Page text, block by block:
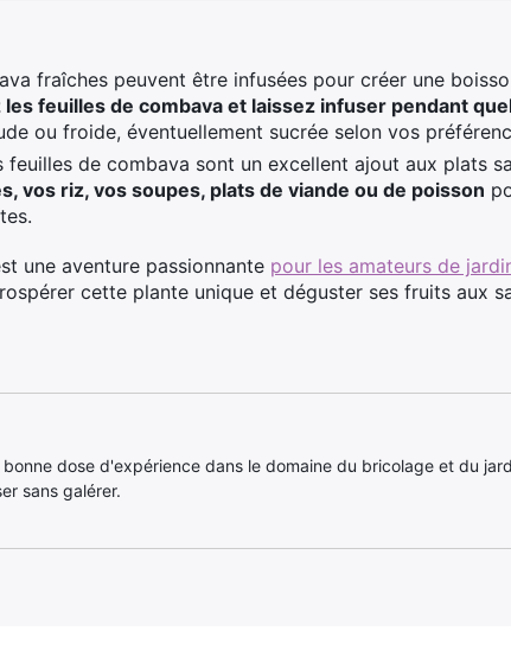
fraîches peuvent être infusées pour créer une
les feuilles de combava et laissez infuser pendant
ou froide, éventuellement sucrée selon vos
feuilles de combava sont un excellent ajout aux plats
vos riz, vos soupes, plats de viande ou de poisson
une aventure passionnante pour les amateurs de
cette plante unique et déguster ses fruits aux
dose d'expérience dans le domaine du bricolage et du
sans galérer.